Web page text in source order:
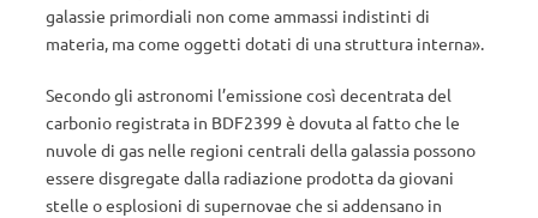
galassie primordiali non come ammassi indistinti di
materia, ma come oggetti dotati di una struttura interna».
Secondo gli astronomi l’emissione così decentrata del
carbonio registrata in BDF2399 è dovuta al fatto che le
nuvole di gas nelle regioni centrali della galassia possono
essere disgregate dalla radiazione prodotta da giovani
stelle o esplosioni di supernovae che si addensano in